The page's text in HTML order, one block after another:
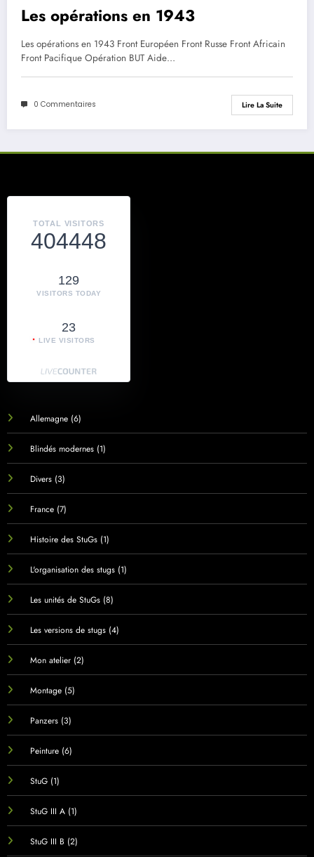
Les opérations en 1943
Les opérations en 1943 Front Européen Front Russe Front Africain
Front Pacifique Opération BUT Aide…
0 Commentaires Lire La Suite
TOTAL VISITORS
404448
129
VISITORS TODAY
23
LIVE VISITORS
Allemagne(6)
Blindés modernes(1)
Divers(3)
France(7)
Histoire des StuGs(1)
L'organisation des stugs(1)
Les unités de StuGs(8)
Les versions de stugs(4)
Mon atelier(2)
Montage(5)
Panzers(3)
Peinture(6)
StuG(1)
StuG III A(1)
StuG III B (2)